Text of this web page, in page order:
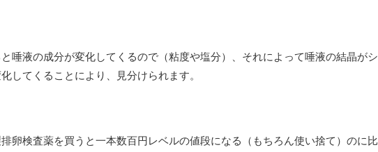
唾液の成分が変化してくるので（粘度や塩分）、それによって唾液の結晶がシ
してくることにより、見分けられます。
卵検査薬を買うと一本数百円レベルの値段になる（もちろん使い捨て）のに比